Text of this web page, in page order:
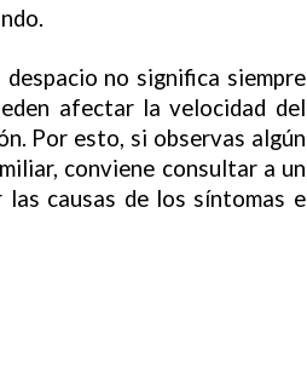
no significa siempre
afectar la velocidad del
Por esto, si observas algún
conviene consultar a un
causas de los síntomas e